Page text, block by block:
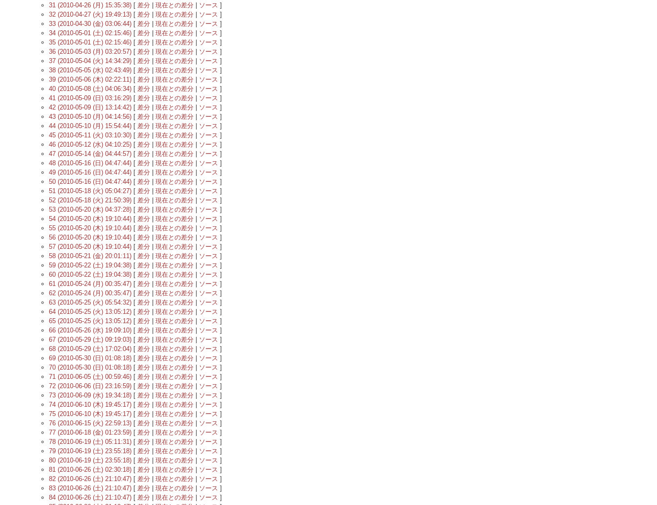
31 (2010-04-26 (月) 15:35:38) [ 差分 現在との差分 ソース ]
32 (2010-04-27 (火) 19:49:13) [ 差分 現在との差分 ソース ]
33 (2010-04-30 (金) 03:06:44) [ 差分 現在との差分 ソース ]
34 (2010-05-01 (土) 02:15:46) [ 差分 現在との差分 ソース ]
35 (2010-05-01 (土) 02:15:46) [ 差分 現在との差分 ソース ]
36 (2010-05-03 (月) 03:20:57) [ 差分 現在との差分 ソース ]
37 (2010-05-04 (火) 14:34:29) [ 差分 現在との差分 ソース ]
38 (2010-05-05 (水) 02:43:49) [ 差分 現在との差分 ソース ]
39 (2010-05-06 (木) 02:22:11) [ 差分 現在との差分 ソース ]
40 (2010-05-08 (土) 04:06:34) [ 差分 現在との差分 ソース ]
41 (2010-05-09 (日) 03:16:29) [ 差分 現在との差分 ソース ]
42 (2010-05-09 (日) 13:14:42) [ 差分 現在との差分 ソース ]
43 (2010-05-10 (月) 04:14:56) [ 差分 現在との差分 ソース ]
44 (2010-05-10 (月) 15:54:44) [ 差分 現在との差分 ソース ]
45 (2010-05-11 (火) 03:10:30) [ 差分 現在との差分 ソース ]
46 (2010-05-12 (水) 04:10:25) [ 差分 現在との差分 ソース ]
47 (2010-05-14 (金) 04:44:57) [ 差分 現在との差分 ソース ]
48 (2010-05-16 (日) 04:47:44) [ 差分 現在との差分 ソース ]
49 (2010-05-16 (日) 04:47:44) [ 差分 現在との差分 ソース ]
50 (2010-05-16 (日) 04:47:44) [ 差分 現在との差分 ソース ]
51 (2010-05-18 (火) 05:04:27) [ 差分 現在との差分 ソース ]
52 (2010-05-18 (火) 21:50:39) [ 差分 現在との差分 ソース ]
53 (2010-05-20 (木) 04:37:28) [ 差分 現在との差分 ソース ]
54 (2010-05-20 (木) 19:10:44) [ 差分 現在との差分 ソース ]
55 (2010-05-20 (木) 19:10:44) [ 差分 現在との差分 ソース ]
56 (2010-05-20 (木) 19:10:44) [ 差分 現在との差分 ソース ]
57 (2010-05-20 (木) 19:10:44) [ 差分 現在との差分 ソース ]
58 (2010-05-21 (金) 20:01:11) [ 差分 現在との差分 ソース ]
59 (2010-05-22 (土) 19:04:38) [ 差分 現在との差分 ソース ]
60 (2010-05-22 (土) 19:04:38) [ 差分 現在との差分 ソース ]
61 (2010-05-24 (月) 00:35:47) [ 差分 現在との差分 ソース ]
62 (2010-05-24 (月) 00:35:47) [ 差分 現在との差分 ソース ]
63 (2010-05-25 (火) 05:54:32) [ 差分 現在との差分 ソース ]
64 (2010-05-25 (火) 13:05:12) [ 差分 現在との差分 ソース ]
65 (2010-05-25 (火) 13:05:12) [ 差分 現在との差分 ソース ]
66 (2010-05-26 (水) 19:09:10) [ 差分 現在との差分 ソース ]
67 (2010-05-29 (土) 09:19:03) [ 差分 現在との差分 ソース ]
68 (2010-05-29 (土) 17:02:04) [ 差分 現在との差分 ソース ]
69 (2010-05-30 (日) 01:08:18) [ 差分 現在との差分 ソース ]
70 (2010-05-30 (日) 01:08:18) [ 差分 現在との差分 ソース ]
71 (2010-06-05 (土) 00:59:46) [ 差分 現在との差分 ソース ]
72 (2010-06-06 (日) 23:16:59) [ 差分 現在との差分 ソース ]
73 (2010-06-09 (水) 19:34:18) [ 差分 現在との差分 ソース ]
74 (2010-06-10 (木) 19:45:17) [ 差分 現在との差分 ソース ]
75 (2010-06-10 (木) 19:45:17) [ 差分 現在との差分 ソース ]
76 (2010-06-15 (火) 22:59:13) [ 差分 現在との差分 ソース ]
77 (2010-06-18 (金) 01:23:59) [ 差分 現在との差分 ソース ]
78 (2010-06-19 (土) 05:11:31) [ 差分 現在との差分 ソース ]
79 (2010-06-19 (土) 23:55:18) [ 差分 現在との差分 ソース ]
80 (2010-06-19 (土) 23:55:18) [ 差分 現在との差分 ソース ]
81 (2010-06-26 (土) 02:30:18) [ 差分 現在との差分 ソース ]
82 (2010-06-26 (土) 21:10:47) [ 差分 現在との差分 ソース ]
83 (2010-06-26 (土) 21:10:47) [ 差分 現在との差分 ソース ]
84 (2010-06-26 (土) 21:10:47) [ 差分 現在との差分 ソース ]